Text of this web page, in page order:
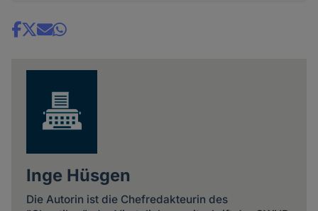
Share
Inge Hüsgen
Die Autorin ist die Chefredakteurin des